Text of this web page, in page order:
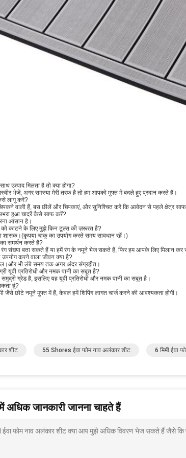
उत्पाद मिलता है तो क्या होगा?
भेजें, अगर समस्या मेरी तरफ है तो हम आपको मुफ्त में बदले हुए प्रदान करते हैं।
लागू करें?
चिपकने वाली हैं, बस छीलें और चिपकाएं, और सुनिश्चित करें कि आवेदन से पहले क्षेत्र
हुआ चादरें कैसे साफ करें?
आसान है।
को काटने के लिए मुझे किन टूल्स की ज़रूरत है?
शासक।(कृपया चाकू का उपयोग करते समय सावधान रहें।)
समर्थन करते हैं?
रंग संख्या बता सकते हैं या हमें रंग के नमूने भेज सकते हैं, फिर हम आपके लिए मिलान
करने वाला जीवन क्या है?
भी लंबे समय तक अगर अंदर संग्रहीत।
यूवी प्रतिरोधी और नमक पानी का सबूत है?
समुद्री ग्रेड है, इसलिए यह यूवी प्रतिरोधी और नमक पानी का सबूत है।
हूं?
जैसे छोटे नमूने मुफ्त में हैं, केवल हमें शिपिंग लागत चार्ज करने की आवश्यकता होगी।
शीट 55 Shores ईवा फोम नाव अलंकार शीट 6 मिमी ईवा
अधिक जानकारी जानना चाहते हैं
फोम नाव अलंकार शीट क्या आप मुझे अधिक विवरण भेज सकते हैं जैसे कि